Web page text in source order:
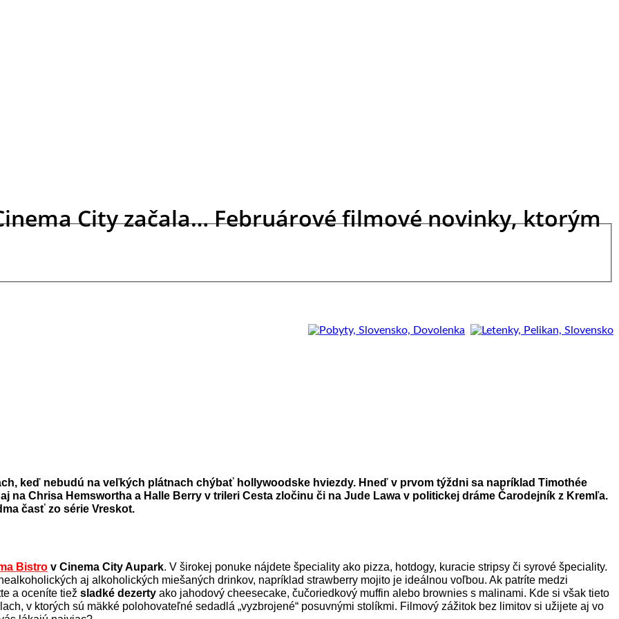
City začala… Februárové filmové novinky, ktorým
keď nebudú na veľkých plátnach chýbať hollywoodske hviezdy. Hneď v prvom týždni sa napríklad Timothée
na Chrisa Hemswortha a Halle Berry v trileri Cesta zločinu či na Jude Lawa v politickej dráme Čarodejník z Kremľa.
časť zo série Vreskot.
Bistro v Cinema City Aupark. V širokej ponuke nájdete špeciality ako pizza, hotdogy, kuracie stripsy či syrové špeciality.
aj alkoholických miešaných drinkov, napríklad strawberry mojito je ideálnou voľbou. Ak patríte medzi
a oceníte tiež sladké dezerty ako jahodový cheesecake, čučoriedkový muffin alebo brownies s malinami. Kde si však tieto
v ktorých sú mäkké polohovateľné sedadlá „vyzbrojené“ posuvnými stolíkmi. Filmový zážitok bez limitov si užijete aj vo